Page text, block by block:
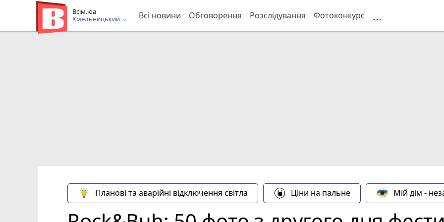
Всім.юа
Хмельницький
Всі новини Обговорення Розслідування Фотоконкурс ...
Планові та аварійні відключення світла Ціни на пальне Мій дім -